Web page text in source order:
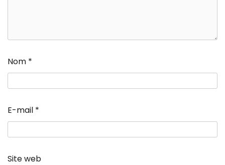
Nom *
E-mail *
Site web